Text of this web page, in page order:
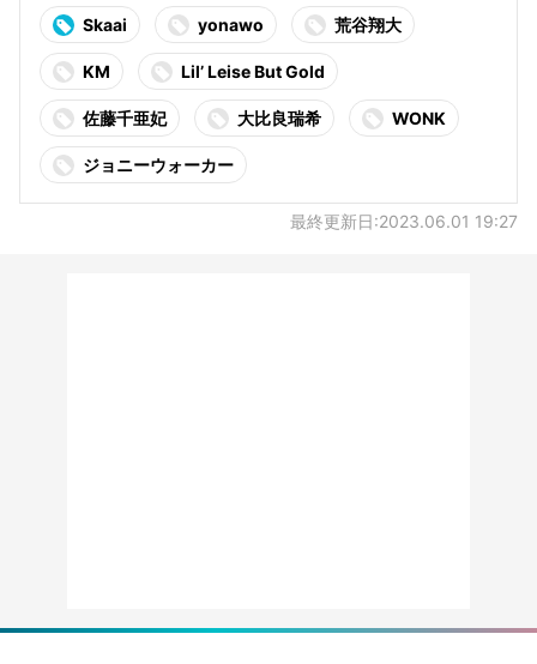
Skaai yonawo 荒⾕翔⼤
KM Lilʼ Leise But Gold
佐藤千亜妃 大比良瑞希 WONK
ジョニーウォーカー
最終更新日:2023.06.01 19:27